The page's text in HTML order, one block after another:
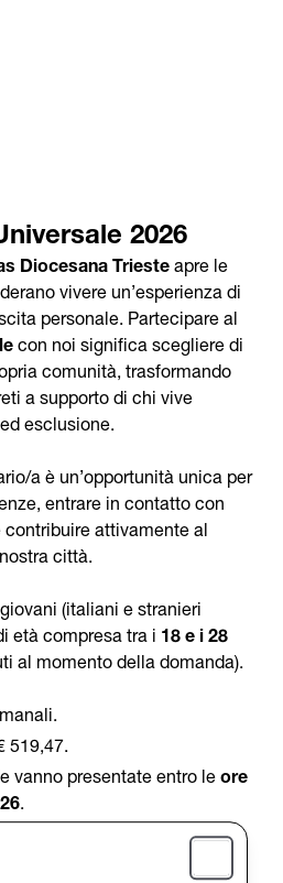
2026
Diocesana Trieste apre le
vivere un’esperienza di
personale. Partecipare al
con noi significa scegliere di
comunità, trasformando
a supporto di chi vive
esclusione.
a è un’opportunità unica per
entrare in contatto con
attivamente al
città.
(italiani e stranieri
età compresa tra i 18 e i 28
al momento della domanda).
519,47.
vanno presentate entro le ore
.
Trieste